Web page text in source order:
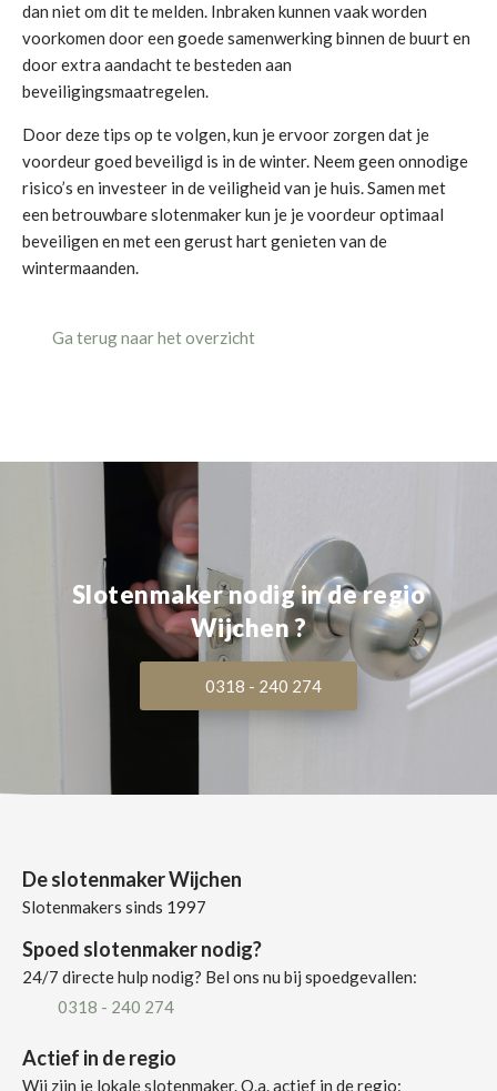
dan niet om dit te melden. Inbraken kunnen vaak worden
voorkomen door een goede samenwerking binnen de buurt en
door extra aandacht te besteden aan
beveiligingsmaatregelen.
Door deze tips op te volgen, kun je ervoor zorgen dat je
voordeur goed beveiligd is in de winter. Neem geen onnodige
risico’s en investeer in de veiligheid van je huis. Samen met
een betrouwbare slotenmaker kun je je voordeur optimaal
beveiligen en met een gerust hart genieten van de
wintermaanden.
Ga terug naar het overzicht
Slotenmaker nodig in de regio
Wijchen ?
0318 - 240 274
De slotenmaker Wijchen
Slotenmakers sinds 1997
Spoed slotenmaker nodig?
24/7 directe hulp nodig? Bel ons nu bij spoedgevallen:
0318 - 240 274
Actief in de regio
Wij zijn je lokale slotenmaker. O.a. actief in de regio: